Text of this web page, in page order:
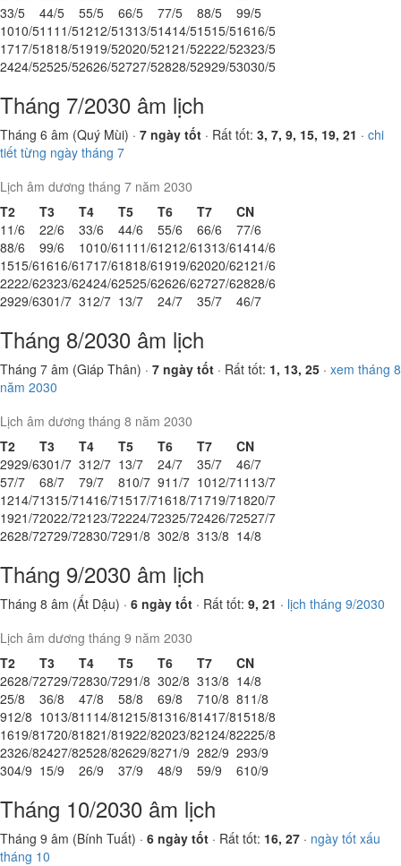
33/5 44/5 55/5 66/5 77/5 88/5 99/5
1010/511 11/51212/51313/51414/51515/51616/5
1717/51818/51919/52020/52121/52222/52323/5
2424/52525/52626/52727/52828/52929/53030/5
Tháng 7/2030 âm lịch
Tháng 6 âm (Quý Mùi) · 7 ngày tốt · Rất tốt: 3, 7, 9, 15, 19, 21 · chi
tiết từng ngày tháng 7
Lịch âm dương tháng 7 năm 2030
T2
T3 T4 T5 T6 T7
CN
1 1/6 22/6 33/6 44/6 55/6 66/6 77/6
88/6 99/6 1010/611 11/61212/61313/61414/6
1515/61616/61717/61818/61919/62020/62121/6
2222/62323/62424/62525/62626/62727/62828/6
2929/6301/7 312/7 13/7 24/7 35/7 46/7
Tháng 8/2030 âm lịch
Tháng 7 âm (Giáp Thân) · 7 ngày tốt · Rất tốt: 1, 13, 25 · xem tháng 8
năm 2030
Lịch âm dương tháng 8 năm 2030
T2
T3 T4 T5 T6 T7
CN
2929/6301/7 312/7 13/7 24/7 35/7 46/7
57/7 68/7 79/7 810/7 911/7 1012/711 13/7
1214/71315/71416/71517/71618/71719/71820/7
1921/72022/72123/72224/72325/72426/72527/7
2628/72729/72830/7291/8 302/8 313/8 14/8
Tháng 9/2030 âm lịch
Tháng 8 âm (Ất Dậu) · 6 ngày tốt · Rất tốt: 9, 21 · lịch tháng 9/2030
Lịch âm dương tháng 9 năm 2030
T2
T3 T4 T5 T6 T7
CN
2628/72729/72830/7291/8 302/8 313/8 14/8
25/8 36/8 47/8 58/8 69/8 710/8 811/8
912/8 1013/811 14/81215/81316/81417/81518/8
1619/81720/81821/81922/82023/82124/82225/8
2326/82427/82528/82629/8271/9 282/9 293/9
304/9 15/9 26/9 37/9 48/9 59/9 610/9
Tháng 10/2030 âm lịch
Tháng 9 âm (Bính Tuất) · 6 ngày tốt · Rất tốt: 16, 27 · ngày tốt xấu
tháng 10